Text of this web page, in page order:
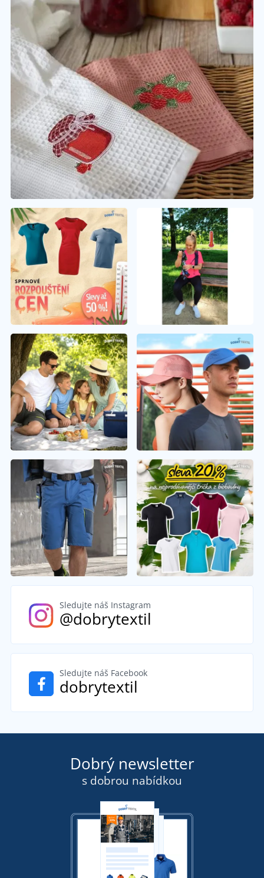
Sledujte náš Instagram
@dobrytextil
Sledujte náš Facebook
dobrytextil
Dobrý newsletter
s dobrou nabídkou